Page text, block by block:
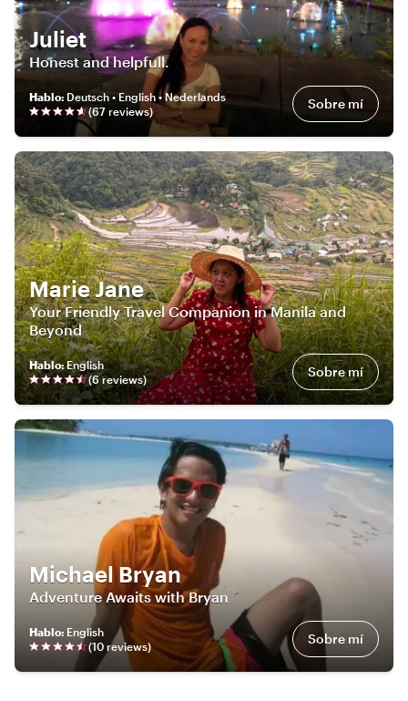
Juliet
Honest and helpfull.
Hablo: Deutsch • English • Nederlands
(67 reviews) Sobre mí
Marie Jane
Your Friendly Travel Companion in Manila and
Beyond
Hablo:English
(6reviews) Sobre mí
Michael Bryan
Adventure Awaits with Bryan
Hablo: English
(10 reviews) Sobre mí